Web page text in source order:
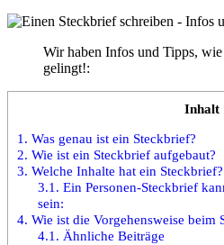
Wir haben Infos und Tipps,
gelingt!:
Inhalt
1. Was genau ist ein Steckbrief?
2. Wie ist ein Steckbrief aufgebaut?
3. Welche Inhalte hat ein Steckbrief?
3.1. Ein Personen-Steckbrief
sein:
4. Wie ist die Vorgehensweise beim
4.1. Ähnliche Beiträge